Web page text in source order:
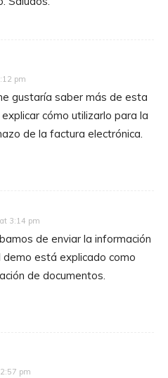
pm
gustaría saber más de esta
cómo utilizarlo para la
de la factura electrónica.
3:14 pm
de enviar la información
demo está explicado como
de documentos.
pm